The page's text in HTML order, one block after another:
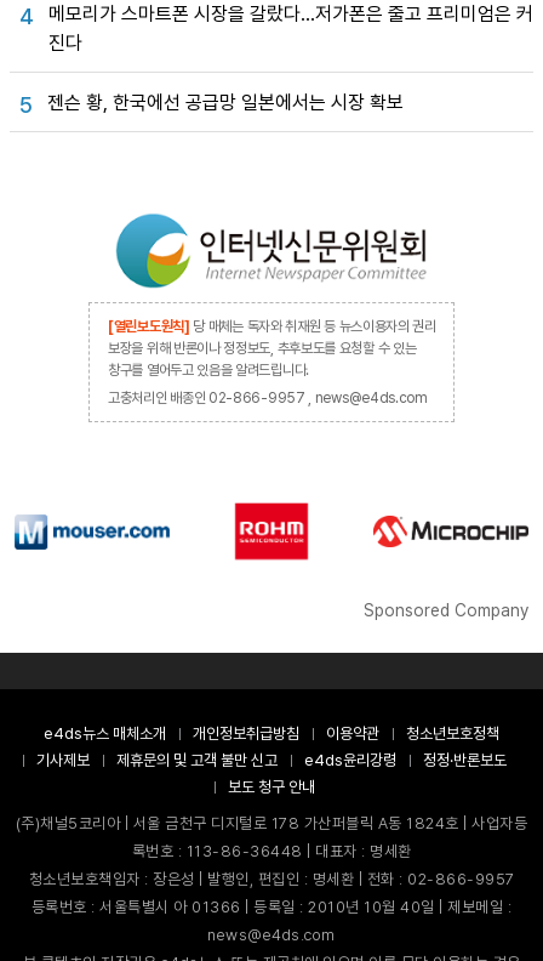
4
메모리가 스마트폰 시장을 갈랐다…저가폰은 줄고 프리미엄은 커
진다
5 젠슨 황, 한국에선 공급망 일본에서는 시장 확보
[열린보도원칙] 당 매체는 독자와 취재원 등 뉴스이용자의 권리
보장을 위해 반론이나 정정보도, 추후보도를 요청할 수 있는
창구를 열어두고 있음을 알려드립니다.
고충처리인 배종인 02-866-9957 , news@e4ds.com
Sponsored Company
e4ds뉴스 매체소개 개인정보취급방침 이용약관
청소년보호정책
기사제보
제휴문의 및 고객 불만 신고 e4ds윤리강령
정정·반론보도
보도 청구 안내
(주)채널5코리아 | 서울 금천구 디지털로 178 가산퍼블릭 A동 1824호 | 사업자등
록번호 : 113-86-36448 | 대표자 : 명세환
청소년보호책임자 : 장은성 | 발행인, 편집인 : 명세환 | 전화 : 02-866-9957
등록번호 : 서울특별시 아 01366 | 등록일 : 2010년 10월 40일 | 제보메일 :
news@e4ds.com